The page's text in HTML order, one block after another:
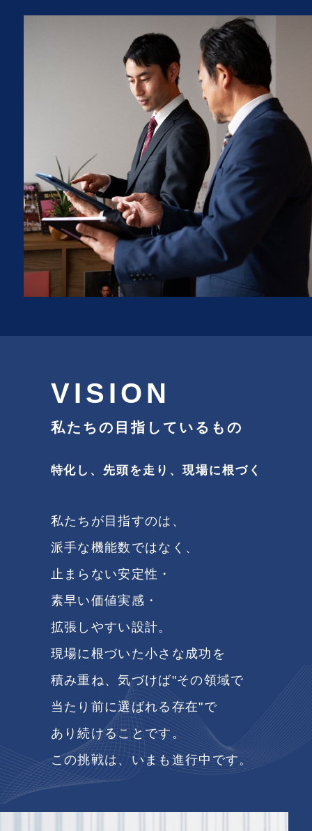
VISION
私たちの目指しているもの
特化し、先頭を走り、現場に根づく
私たちが目指すのは、
派手な機能数ではなく、
止まらない安定性・
素早い価値実感・
拡張しやすい設計。
現場に根づいた小さな成功を
積み重ね、気づけば"その領域で
当たり前に選ばれる存在"で
あり続けることです。
この挑戦は、いまも進行中です。